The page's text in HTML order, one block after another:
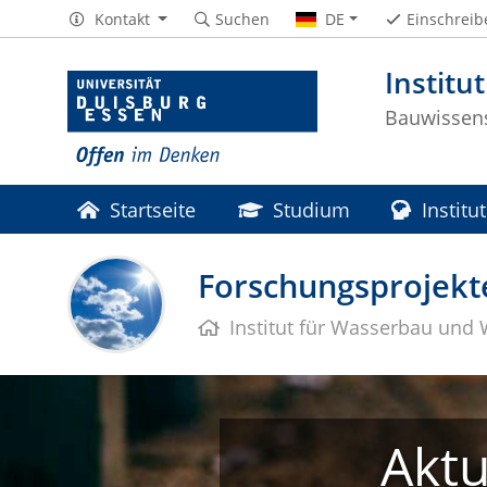
Kontakt Suchen DE
Startseite Studium Institut
Institut für Wasserbau und